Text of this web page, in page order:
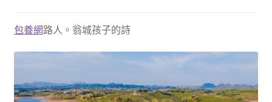
包養網路人。翁城孩子的詩